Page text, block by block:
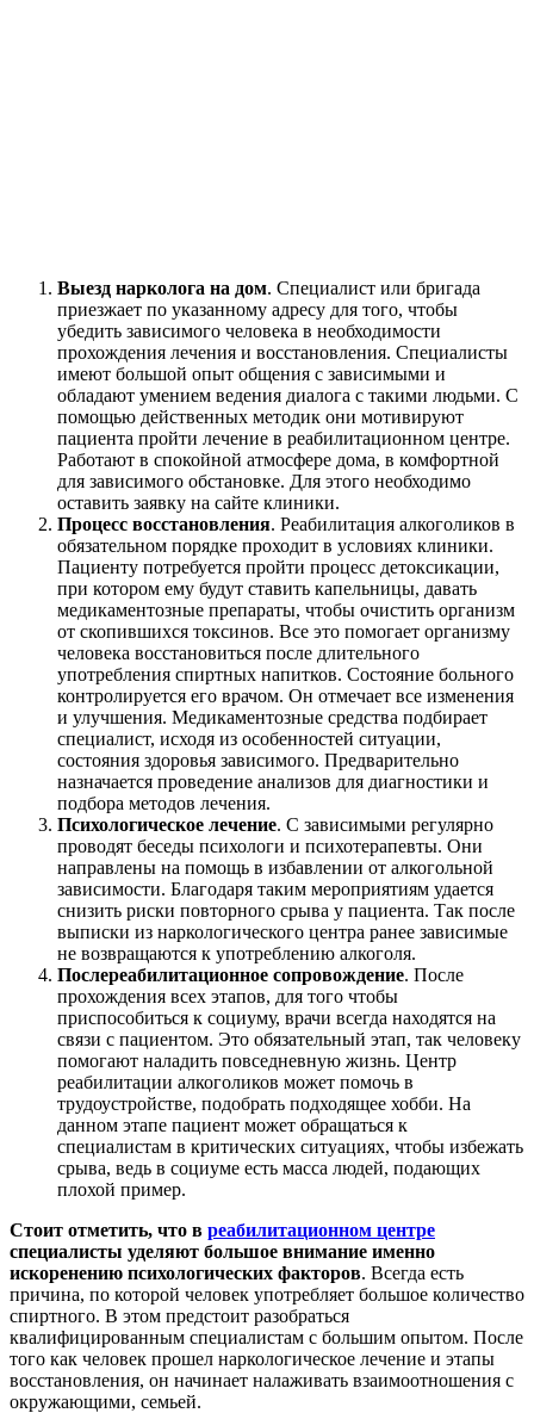
Выезд нарколога на дом. Специалист или бригада
приезжает по указанному адресу для того, чтобы
убедить зависимого человека в необходимости
прохождения лечения и восстановления. Специалисты
имеют большой опыт общения с зависимыми и
обладают умением ведения диалога с такими людьми. С
помощью действенных методик они мотивируют
пациента пройти лечение в реабилитационном центре.
Работают в спокойной атмосфере дома, в комфортной
для зависимого обстановке. Для этого необходимо
оставить заявку на сайте клиники.
Процесс восстановления. Реабилитация алкоголиков в
обязательном порядке проходит в условиях клиники.
Пациенту потребуется пройти процесс детоксикации,
при котором ему будут ставить капельницы, давать
медикаментозные препараты, чтобы очистить организм
от скопившихся токсинов. Все это помогает организму
человека восстановиться после длительного
употребления спиртных напитков. Состояние больного
контролируется его врачом. Он отмечает все изменения
и улучшения. Медикаментозные средства подбирает
специалист, исходя из особенностей ситуации,
состояния здоровья зависимого. Предварительно
назначается проведение анализов для диагностики и
подбора методов лечения.
Психологическое лечение. С зависимыми регулярно
проводят беседы психологи и психотерапевты. Они
направлены на помощь в избавлении от алкогольной
зависимости. Благодаря таким мероприятиям удается
снизить риски повторного срыва у пациента. Так после
выписки из наркологического центра ранее зависимые
не возвращаются к употреблению алкоголя.
Послереабилитационное сопровождение. После
прохождения всех этапов, для того чтобы
приспособиться к социуму, врачи всегда находятся на
связи с пациентом. Это обязательный этап, так человеку
помогают наладить повседневную жизнь. Центр
реабилитации алкоголиков может помочь в
трудоустройстве, подобрать подходящее хобби. На
данном этапе пациент может обращаться к
специалистам в критических ситуациях, чтобы избежать
срыва, ведь в социуме есть масса людей, подающих
плохой пример.
Стоит отметить, что в реабилитационном центре
специалисты уделяют большое внимание именно
искоренению психологических факторов. Всегда есть
причина, по которой человек употребляет большое количество
спиртного. В этом предстоит разобраться
квалифицированным специалистам с большим опытом. После
того как человек прошел наркологическое лечение и этапы
восстановления, он начинает налаживать взаимоотношения с
окружающими, семьей.